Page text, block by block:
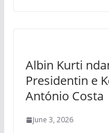
Albin Kurti
Presidentin e
António Costa
June 3, 2026